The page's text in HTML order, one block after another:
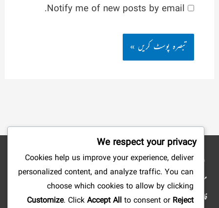
Notify me of new posts by email.
نوٹ: شائع کردہ مضامین وکتب کے جملہ حقوق بحق ناشرین ومصنفین محفوظ ہیں۔ ہمارا
مقصد صرف علم وتحقیق وتلاش وجستجو میں سہولت پیدا کرنا ہے، لہذا: ویب سائٹ کا مالی
فائدہ کے لئے استعمال کرنا منوع ہے، آپ علمی مضامین ومستند دینی کتابیں ارسال فرما کر
We respect your privacy
Cookies help us improve your experience, deliver
personalized content, and analyze traffic. You can
choose which cookies to allow by clicking
Customize. ClickAccept Allto consent orReject